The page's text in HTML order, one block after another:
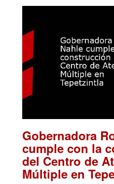
Gobernadora
cumple con la
del Centro de
Múltiple en